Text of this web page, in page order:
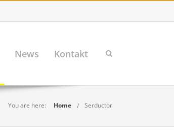
News Kontakt
You are here: Home Serductor